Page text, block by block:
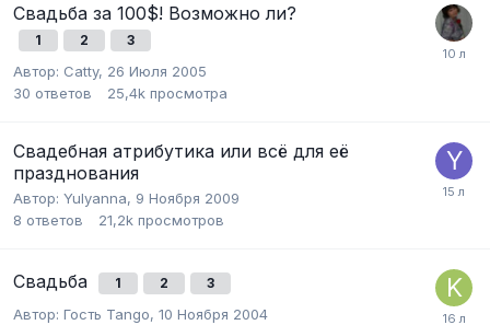
Свадьба за 100$! Возможно ли?
1 2 3
Автор: Catty, 26 Июля 2005
30 ответов 25,4k просмотра
Свадебная атрибутика или всё для её
празднования
Автор: Yulyanna, 9 Ноября 2009
8 ответов 21,2k просмотров
Свадьба 1 2 3
Автор: Гость Tango, 10 Ноября 2004